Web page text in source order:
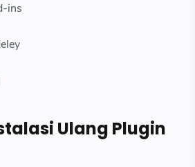
ins
Ulang Plugin